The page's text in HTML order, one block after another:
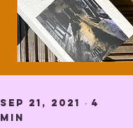
Sep 21, 2021 ∙ 4
min